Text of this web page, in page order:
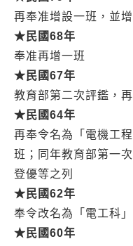
再奉准增設一班，並
★ 民國68年
奉准再增一班
★ 民國67年
教育部第二次評鑑，
★ 民國64年
再奉令名為「電機工
班；同年教育部第一
登優等之列
★ 民國62年
奉令改名為「電工科」
★ 民國60年